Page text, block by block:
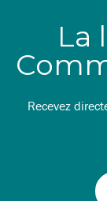
La
Recevez